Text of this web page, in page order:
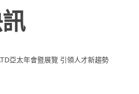
亞太年會暨展覽 引領人才新趨勢